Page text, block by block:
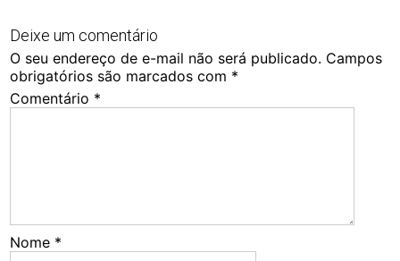
Deixe um comentário
O seu endereço de e-mail não será publicado. Campos
obrigatórios são marcados com *
Comentário *
Nome *